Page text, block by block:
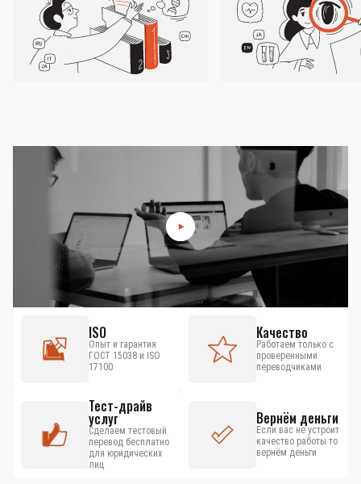
ISO
Опыт и гарантия
ГОСТ 15038 и ISO
17100
Качество
Работаем только с
проверенными
переводчиками
Тест-драйв
услуг
Сделаем тестовый
перевод бесплатно
для юридических
лиц
Вернём деньги
Если вас не устроит
качество работы то
вернём деньги